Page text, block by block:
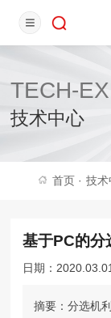
TECH-
技术中心
首页 · 技术
基于PC的分
日期：
摘要：分选机